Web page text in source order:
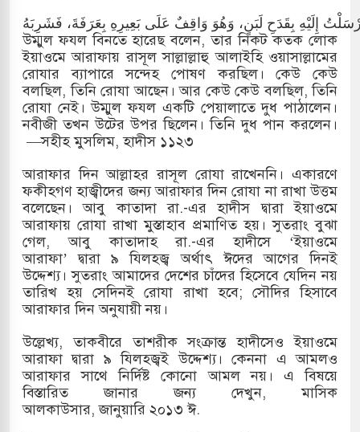
إِلَيْهِ بِقَدَحِ لَبَنٍ، وَهُوَ وَاقِفٌ عَلَى بَعِيرِهِ بِعَرَفَةَ، فَشَرِبَهُ.
উম্মুল ফযল বিনতে হারেছ বলেন, তার নিকট কতক লোক
ইয়াওমে আরাফায় রাসূল সাল্লাল্লাহু আলাইহি ওয়াসাল্লামের
রোযার ব্যাপারে সন্দেহ পোষণ করছিল। কেউ কেউ
বলছিল, তিনি রোযা আছেন। আর কেউ কেউ বলছিল, তিনি
রোযা নেই। উম্মুল ফযল একটি পেয়ালাতে দুধ পাঠালেন।
নবীজী তখন উটের উপর ছিলেন। তিনি দুধ পান করলেন।
—সহীহ মুসলিম, হাদীস ১১২৩
আরাফার দিন আল্লাহর রাসূল রোযা রাখেননি। একারণে
ফকীহগণ হাজ্বীদের জন্য আরাফার দিন রোযা না রাখা উত্তম
বলেছেন। আবু কাতাদা রা.-এর হাদীস দ্বারা ইয়াওমে
আরাফায় রোযা রাখা মুস্তাহাব প্রমাণিত হয়। সুতরাং বুঝা
গেল, আবু কাতাদাহ রা.-এর হাদীসে ‘ইয়াওমে
আরাফা’ দ্বারা ৯ যিলহজ্ব অর্থাৎ ঈদের আগের দিনই
উদ্দেশ্য। সুতরাং আমাদের দেশের চাঁদের হিসেবে যেদিন নয়
তারিখ হয় সেদিনই রোযা রাখা হবে; সৌদির হিসাবে
আরাফার দিন অনুযায়ী নয়।
উল্লেখ্য, তাকবীরে তাশরীক সংক্রান্ত হাদীসেও ইয়াওমে
আরাফা দ্বারা ৯ যিলহজ্বই উদ্দেশ্য। কেননা এ আমলও
আরাফার সাথে নির্দিষ্ট কোনো আমল নয়। এ বিষয়ে
বিস্তারিত জানার জন্য দেখুন, মাসিক
আলকাউসার, জানুয়ারি ২০১৩ ঈ.